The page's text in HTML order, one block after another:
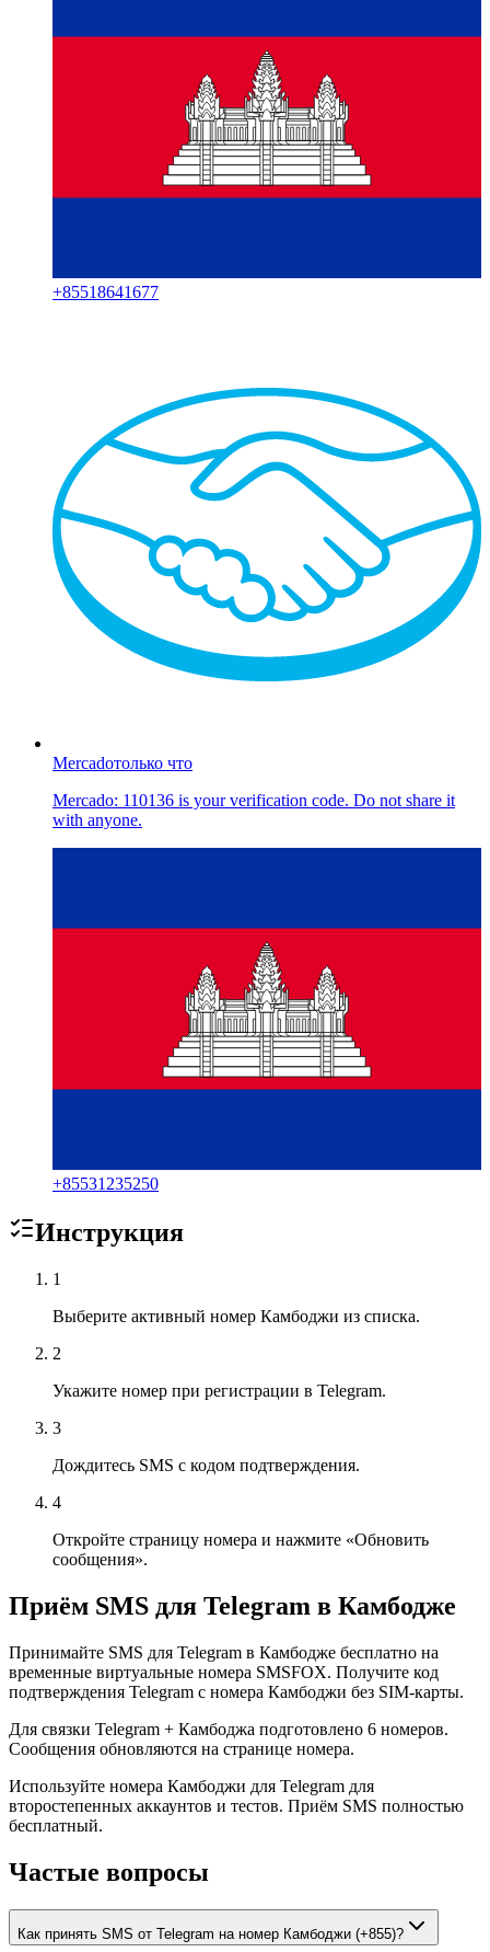
+85518641677
Mercadoтолько что
Mercado: 110136 is your verification code. Do not share it
with anyone.
+85531235250
Инструкция
1
Выберите активный номер Камбоджи из списка.
2
Укажите номер при регистрации в Telegram.
3
Дождитесь SMS с кодом подтверждения.
4
Откройте страницу номера и нажмите «Обновить
сообщения».
Приём SMS для Telegram в Камбодже
Принимайте SMS для Telegram в Камбодже бесплатно на
временные виртуальные номера SMSFOX. Получите код
подтверждения Telegram с номера Камбоджи без SIM-карты.
Для связки Telegram + Камбоджа подготовлено 6 номеров.
Сообщения обновляются на странице номера.
Используйте номера Камбоджи для Telegram для
второстепенных аккаунтов и тестов. Приём SMS полностью
бесплатный.
Частые вопросы
Как принять SMS от Telegram на номер Камбоджи (+855)?